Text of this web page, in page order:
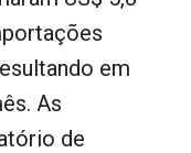
em
As
de